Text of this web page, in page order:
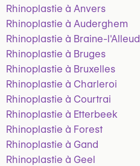
Rhinoplastie à Anvers
Rhinoplastie à Auderghem
Rhinoplastie à Braine-l'Alleud
Rhinoplastie à Bruges
Rhinoplastie à Bruxelles
Rhinoplastie à Charleroi
Rhinoplastie à Courtrai
Rhinoplastie à Etterbeek
Rhinoplastie à Forest
Rhinoplastie à Gand
Rhinoplastie à Geel